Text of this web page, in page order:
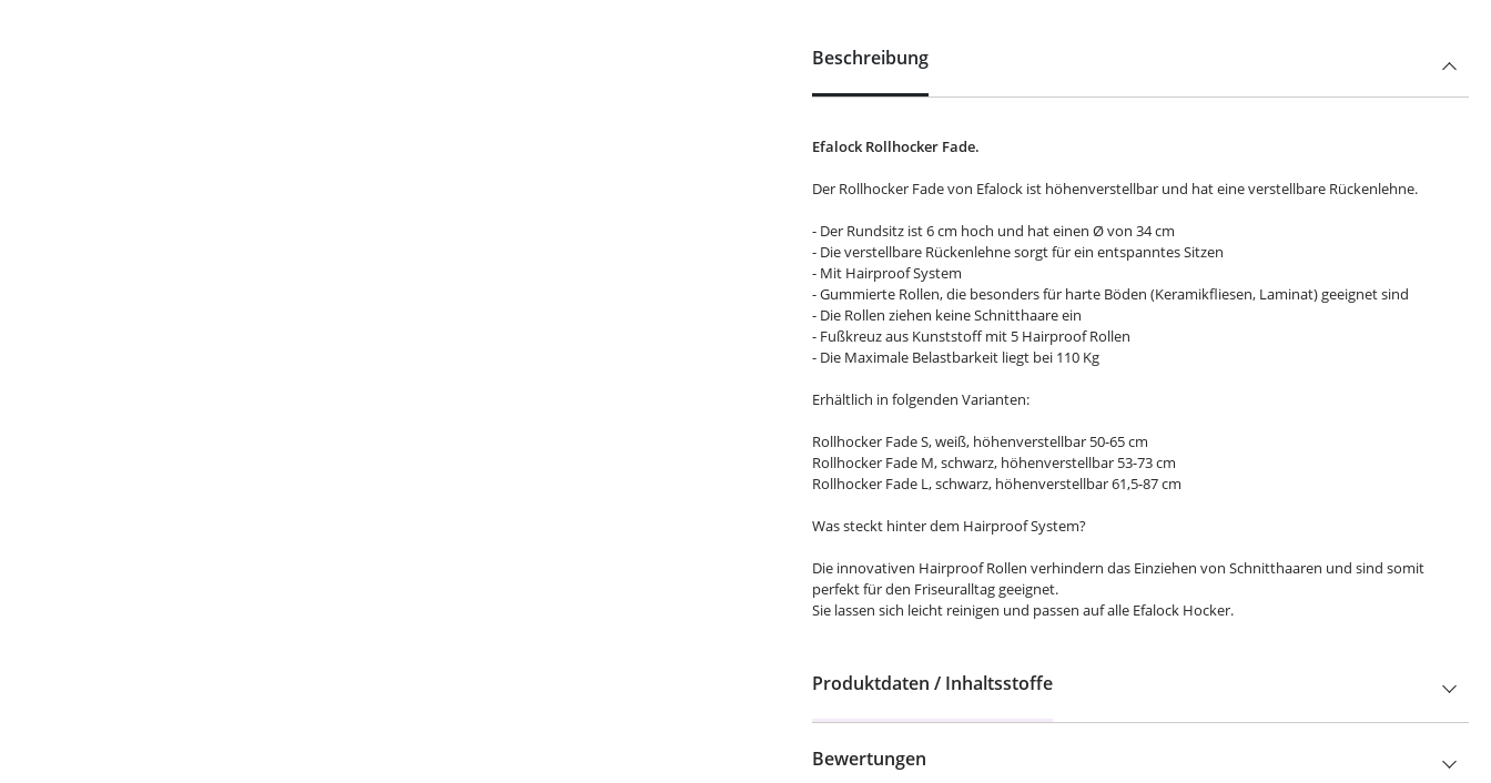
Beschreibung
Efalock Rollhocker Fade.
Der Rollhocker Fade von Efalock ist höhenverstellbar und hat eine verstellbare Rückenlehne.
- Der Rundsitz ist 6 cm hoch und hat einen Ø von 34 cm
- Die verstellbare Rückenlehne sorgt für ein entspanntes Sitzen
- Mit Hairproof System
- Gummierte Rollen, die besonders für harte Böden (Keramikfliesen, Laminat) geeignet sind
- Die Rollen ziehen keine Schnitthaare ein
- Fußkreuz aus Kunststoff mit 5 Hairproof Rollen
- Die Maximale Belastbarkeit liegt bei 110 Kg
Erhältlich in folgenden Varianten:
Rollhocker Fade S, weiß, höhenverstellbar 50-65 cm
Rollhocker Fade M, schwarz, höhenverstellbar 53-73 cm
Rollhocker Fade L, schwarz, höhenverstellbar 61,5-87 cm
Was steckt hinter dem Hairproof System?
Die innovativen Hairproof Rollen verhindern das Einziehen von Schnitthaaren und sind somit
perfekt für den Friseuralltag geeignet.
Sie lassen sich leicht reinigen und passen auf alle Efalock Hocker.
Produktdaten / Inhaltsstoffe
Bewertungen